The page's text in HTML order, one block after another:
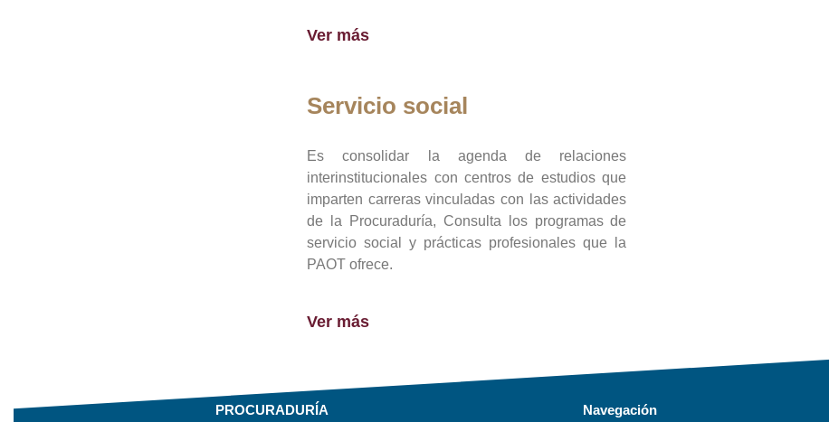
Ver más
Servicio social
Es consolidar la agenda de relaciones
interinstitucionales con centros de estudios que
imparten carreras vinculadas con las actividades
de la Procuraduría, Consulta los programas de
servicio social y prácticas profesionales que la
PAOT ofrece.
Ver más
PROCURADURÍA Navegación